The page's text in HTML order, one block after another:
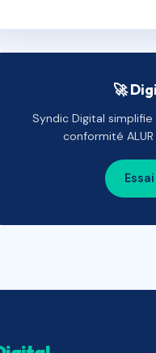
🚀
Syndic Digital
conformité